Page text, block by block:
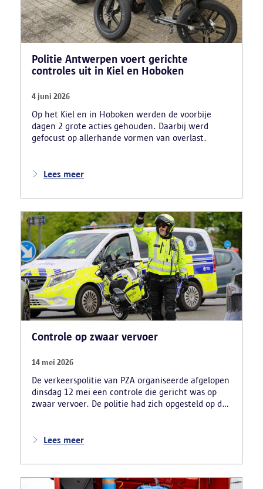
Politie Antwerpen voert gerichte
controles uit in Kiel en Hoboken
4 juni 2026
Op het Kiel en in Hoboken werden de voorbije
dagen 2 grote acties gehouden. Daarbij werd
gefocust op allerhande vormen van overlast.
Lees meer
Controle op zwaar vervoer
14 mei 2026
De verkeerspolitie van PZA organiseerde afgelopen
dinsdag 12 mei een controle die gericht was op
zwaar vervoer. De politie had zich opgesteld op de
inspectiediensten en partners. Denk daarbij aan
FAVV.
Lees meer